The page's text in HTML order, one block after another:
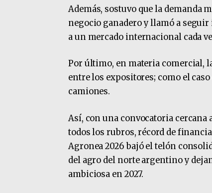
Además, sostuvo que la demanda
negocio ganadero y llamó a
a un mercado internacional cada
Por último, en materia comercial,
entre los expositores; como el
camiones.
Así, con una convocatoria cercana
todos los rubros, récord de
Agronea 2026 bajó el telón
del agro del norte argentino y
ambiciosa en 2027.